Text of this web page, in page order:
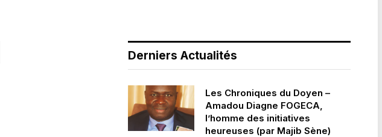
Derniers Actualités
Les Chroniques du Doyen –
Amadou Diagne FOGECA,
l’homme des initiatives
heureuses (par Majib Sène)